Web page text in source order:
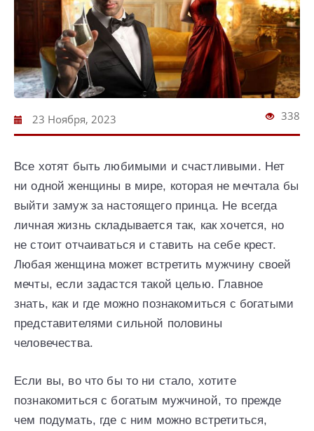
23 Ноября, 2023 338
Все хотят быть любимыми и счастливыми. Нет
ни одной женщины в мире, которая не мечтала бы
выйти замуж за настоящего принца. Не всегда
личная жизнь складывается так, как хочется, но
не стоит отчаиваться и ставить на себе крест.
Любая женщина может встретить мужчину своей
мечты, если задастся такой целью. Главное
знать, как и где можно познакомиться с богатыми
представителями сильной половины
человечества.
Если вы, во что бы то ни стало, хотите
познакомиться с богатым мужчиной, то прежде
чем подумать, где с ним можно встретиться,